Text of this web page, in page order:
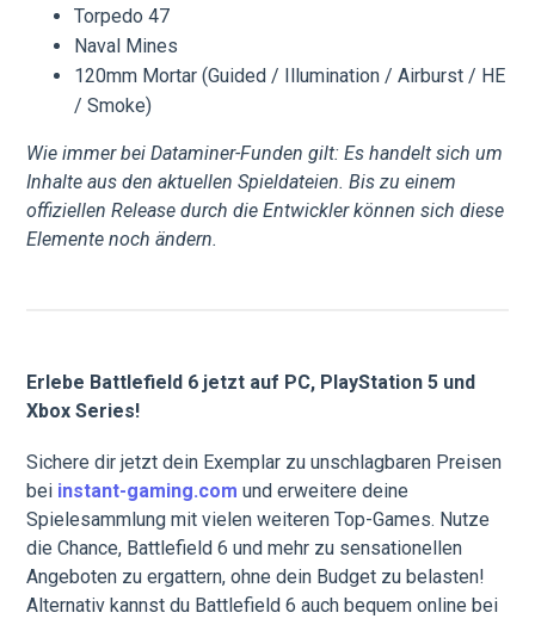
Torpedo 47
Naval Mines
120mm Mortar (Guided / Illumination / Airburst / HE
/ Smoke)
Wie immer bei Dataminer-Funden gilt: Es handelt sich um
Inhalte aus den aktuellen Spieldateien. Bis zu einem
offiziellen Release durch die Entwickler können sich diese
Elemente noch ändern.
Erlebe Battlefield 6 jetzt auf PC, PlayStation 5 und
Xbox Series!
Sichere dir jetzt dein Exemplar zu unschlagbaren Preisen
bei instant-gaming.com und erweitere deine
Spielesammlung mit vielen weiteren Top-Games. Nutze
die Chance, Battlefield 6 und mehr zu sensationellen
Angeboten zu ergattern, ohne dein Budget zu belasten!
Alternativ kannst du Battlefield 6 auch bequem online bei